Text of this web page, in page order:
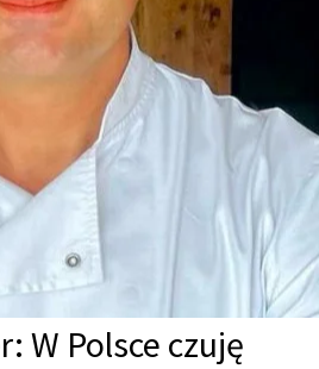
W Polsce czuję